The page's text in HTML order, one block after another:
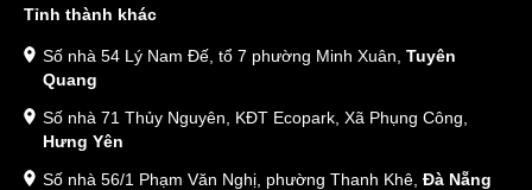
Tỉnh thành khác
Số nhà 54 Lý Nam Đế, tổ 7 phường Minh Xuân, Tuyên
Quang
Số nhà 71 Thủy Nguyên, KĐT Ecopark, Xã Phụng Công,
Hưng Yên
Số nhà 56/1 Phạm Văn Nghị, phường Thanh Khê, Đà Nẵng